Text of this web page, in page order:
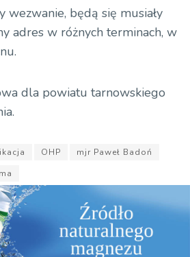
wezwanie, będą się musiały
adres w różnych terminach, w
dla powiatu tarnowskiego
OHP
mjr Paweł Badoń